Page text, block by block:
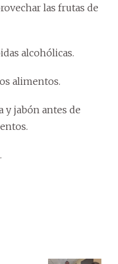
las frutas de
alcohólicas.
alimentos.
y jabón antes de